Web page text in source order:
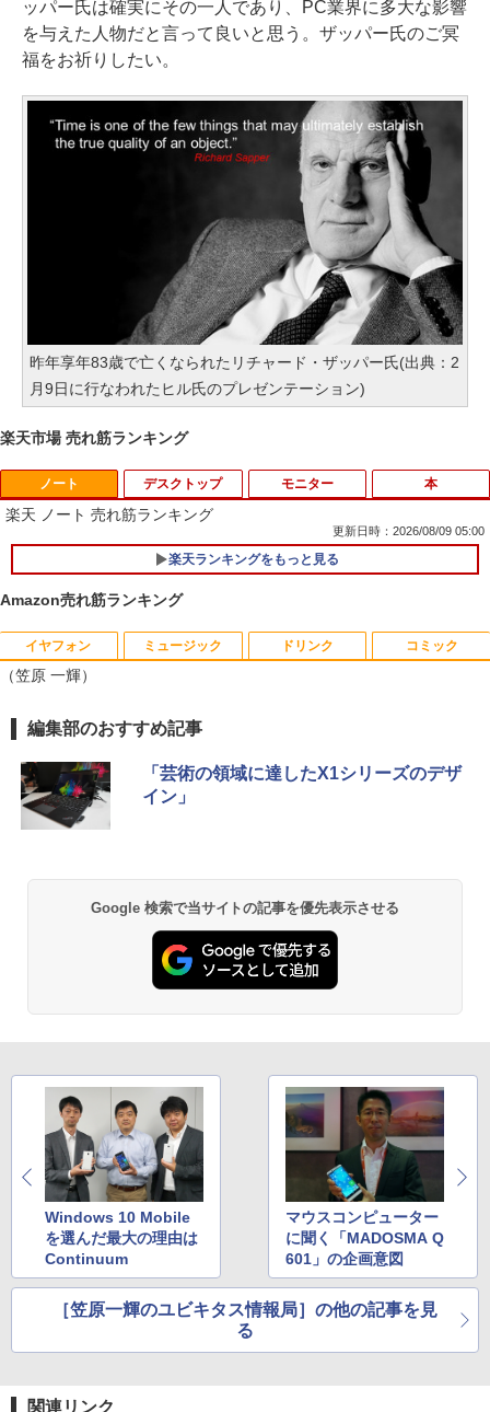
ッパー氏は確実にその一人であり、PC業界に多大な影響
を与えた人物だと言って良いと思う。ザッパー氏のご冥
福をお祈りしたい。
昨年享年83歳で亡くなられたリチャード・ザッパー氏(出典：2
月9日に行なわれたヒル氏のプレゼンテーション)
楽天市場 売れ筋ランキング
ノート
楽天 ノート 売れ筋ランキング
更新日時：2026/08/09 05:00
楽天ランキングをもっと見る
デスクトップ モニター 本
1
薬局ですぐに役立つ薬の比較と使い分け1
￥4,400
2
来世ではちゃんとします 16 【電子書
籍】[ いつまちゃん ]
ちいかわ なんか小さくてかわいいやつ
（1） （ワイドKC） [ ナガノ ]
￥1,100
5
【中古】青のオーケストラ コミック 1-1
セット
￥4,648
Amazon売れ筋ランキング
イヤフォン
Anker Soundcore P42i (Bluetooth 6.1)【完
全ワイヤレスイヤホン/ウルトラノイズキャン
セリング 3.5 / マルチポイント接続 / 最大40時
間再生 / コンパクト形状/持ち運びに便利 / IP5
5 防塵防水位規格/PSE技術基準適合】パープ
Anker Soundcore P31i ピンク
￥5,990
￥14,990
【2026年アップグレード版】AOKIMI ワイヤ
レスイヤホン bluetooth イヤホン V12 小型
軽量 ブルートゥースHi-Fi 最大36時間再生 ぶ
るーとゅーす コードレス ENCノイズキャン
セリング 自動ペアリング Type-C充電 マイク
付き 防水 タッチ式音量調整 スポーツ/通勤/通
学/WEB会議(ホワイト)
￥1,964
ミュージック
BRUCE WAYNE feat. Flo Milli, ATL Jacob
[Explicit]
￥250
[Explicit]
On My Road (Stadium ver.)
￥250
On My Road (Stadium ver.)
￥250
ドリンク
by Amazon 天然水 ラベルレス 500ml ×24本
富士山の天然水 バナジウム含有 水 ミネラル
ウォーター ペットボトル 静岡県産 500ミリリ
ットル (Smart Basic)
【Amazon.co.jp限定】 い・ろ・は・す 2L P
ET ラベルレス ×8本
￥1,112
by Amazon 炭酸水 ラベルレス 500ml ×24本
強炭酸水 ペットボトル 500ミリリットル (Sm
art Basic)
￥1,625
【Amazon.co.jp限定】 伊藤園 磨かれて、澄
みきった日本の水 2L 8本 ラベルレス [ ケース
] [ 水 ] [ ペットボトル ] [ 箱買い ] [ ストック
] [ 水分補給 ]
コミック
薬屋のひとりごと 17巻 (デジタル版ビッグガ
ンガンコミックス)
￥770
エース)
クスDIGITAL)
HUNTER×HUNTER モノクロ版 39 (ジャンプ
コミックスDIGITAL)
￥572
スーパーの裏でヤニ吸うふたり 9巻 (デジタル
（笠原 一輝）
編集部のおすすめ記事
「芸術の領域に達したX1シリーズのデザ
イン」
Google 検索で当サイトの記事を優先表示させる
Windows 10 Mobile
を選んだ最大の理由は
Continuum
マウスコンピューター
に聞く「MADOSMA Q
601」の企画意図
［笠原一輝のユビキタス情報局］の他の記事を見
る
関連リンク